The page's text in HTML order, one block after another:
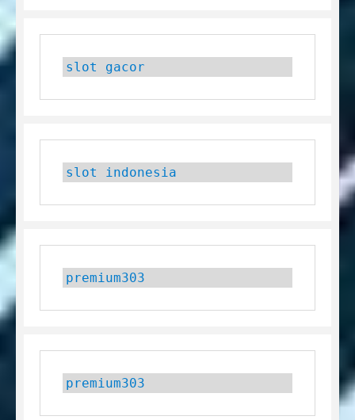
slot gacor
slot indonesia
premium303
premium303